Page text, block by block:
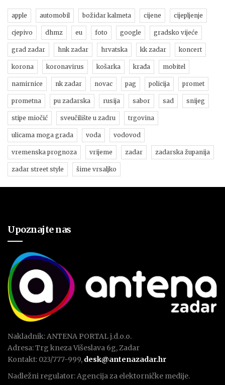
apple automobil božidar kalmeta cijene cijepljenje
cjepivo dhmz eu foto google gradsko vijeće
grad zadar hnk zadar hrvatska kk zadar koncert
korona koronavirus košarka krađa mobitel
namirnice nk zadar novac pag policija promet
prometna pu zadarska rusija sabor sad snijeg
stipe miočić sveučilište u zadru trgovina
ulicama moga grada voda vodovod
vremenska prognoza vrijeme zadar zadarska županija
zadar street style šime vrsaljko
Upoznajte nas
Nakladnik: ANTENA PORTAL j.d.o.o.
Adresa: Trg kneza Višeslava 6g, Zadar
Kontakt: 023/777-999, desk@antenazadar.hr
Nadležni regulator: Agencija za elektorničke medije.